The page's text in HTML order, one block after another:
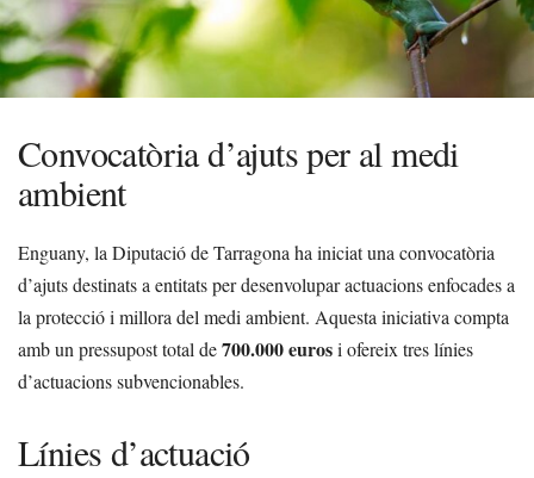
Convocatòria d’ajuts per al medi
ambient
Enguany, la Diputació de Tarragona ha iniciat una convocatòria
d’ajuts destinats a entitats per desenvolupar actuacions enfocades a
la protecció i millora del medi ambient. Aquesta iniciativa compta
amb un pressupost total de700.000 eurosi ofereix tres línies
d’actuacions subvencionables.
Línies d’actuació